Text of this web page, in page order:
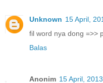
Unknown 15 April,
fil word nya dong =>>
Balas
Anonim 15 April,